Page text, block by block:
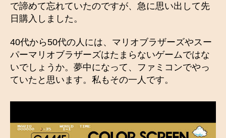
で諦めて忘れていたのですが、急に思い出して先
日購入しました。
40代から50代の人には、マリオブラザーズやスー
パーマリオブラザーズはたまらないゲームではな
いでしょうか。夢中になって、ファミコンでやっ
ていたと思います。私もその一人です。